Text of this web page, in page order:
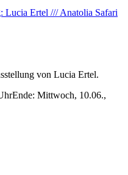
von Lucia Ertel.
Mittwoch, 10.06.,